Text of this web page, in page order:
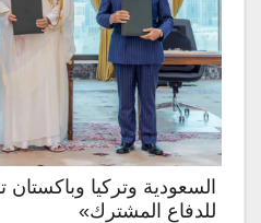
السعودية وتركيا وباكستان
للدفاع المشترك»